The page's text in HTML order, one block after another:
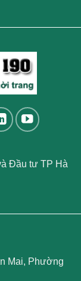
Đầu tư TP Hà
Mai, Phường